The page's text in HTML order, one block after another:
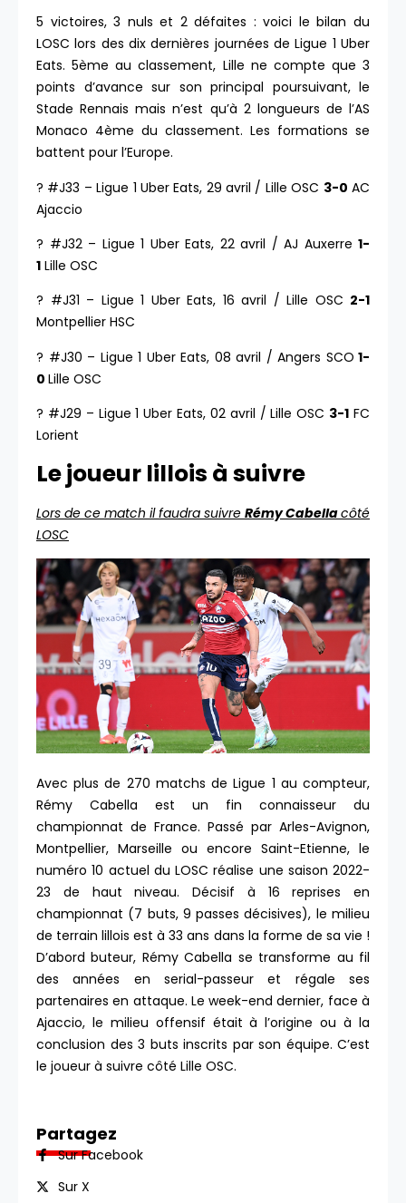
5 victoires, 3 nuls et 2 défaites : voici le bilan du
LOSC lors des dix dernières journées de Ligue 1 Uber
Eats. 5ème au classement, Lille ne compte que 3
points d’avance sur son principal poursuivant, le
Stade Rennais mais n’est qu’à 2 longueurs de l’AS
Monaco 4ème du classement. Les formations se
battent pour l’Europe.
? #J33 – Ligue 1 Uber Eats, 29 avril / Lille OSC 3-0 AC
Ajaccio
? #J32 – Ligue 1 Uber Eats, 22 avril / AJ Auxerre 1-
1 Lille OSC
? #J31 – Ligue 1 Uber Eats, 16 avril / Lille OSC 2-1
Montpellier HSC
? #J30 – Ligue 1 Uber Eats, 08 avril / Angers SCO 1-
0 Lille OSC
? #J29 – Ligue 1 Uber Eats, 02 avril / Lille OSC 3-1 FC
Lorient
Le joueur lillois à suivre
Lors de ce match il faudra suivre Rémy Cabellacôté
LOSC
Avec plus de 270 matchs de Ligue 1 au compteur,
Rémy Cabella est un fin connaisseur du
championnat de France. Passé par Arles-Avignon,
Montpellier, Marseille ou encore Saint-Etienne, le
numéro 10 actuel du LOSC réalise une saison 2022-
23 de haut niveau. Décisif à 16 reprises en
championnat (7 buts, 9 passes décisives), le milieu
de terrain lillois est à 33 ans dans la forme de sa vie !
D’abord buteur, Rémy Cabella se transforme au fil
des années en serial-passeur et régale ses
partenaires en attaque. Le week-end dernier, face à
Ajaccio, le milieu offensif était à l’origine ou à la
conclusion des 3 buts inscrits par son équipe. C’est
le joueur à suivre côté Lille OSC.
Partagez
Sur Facebook
Sur X